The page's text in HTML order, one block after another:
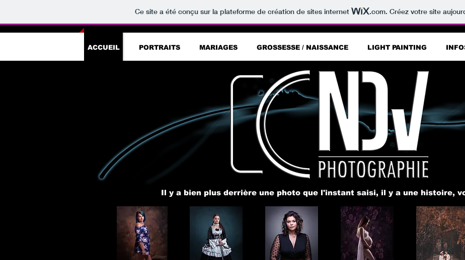
Ce site a été conçu sur la plateforme de création de sites internet .com. Créez votre site
ACCUEIL PORTRAITS MARIAGES GROSSESSE / NAISSANCE LIGHT PAINTING
Il y a bien plus derrière une photo que l'instant saisi, il y a une histoire,